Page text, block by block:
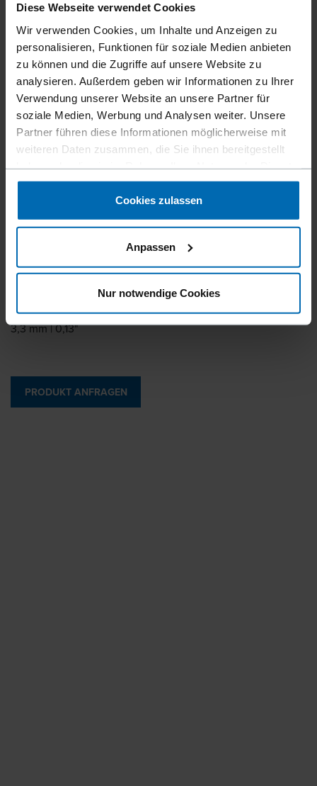
Diese Webseite verwendet Cookies
Wir verwenden Cookies, um Inhalte und Anzeigen zu
personalisieren, Funktionen für soziale Medien anbieten
zu können und die Zugriffe auf unsere Website zu
analysieren. Außerdem geben wir Informationen zu Ihrer
Verwendung unserer Website an unsere Partner für
soziale Medien, Werbung und Analysen weiter. Unsere
Partner führen diese Informationen möglicherweise mit
weiteren Daten zusammen, die Sie ihnen bereitgestellt
gesammelt haben.
Cookies zulassen
Anpassen
Nur notwendige Cookies
PLASTIK STREIFEN DUPLEX
NÄGEL
Ideales Befestigungsmittel für temporäre Anwendungen
wie Betonschalungen. Durch den zweiten Kopf können die
Nägel wieder mühelos entfernt werden.
Magazinierung
Grad Magazinierung
Länge
Durchmesser
3,3 mm | 0,13"
PRODUKT ANFRAGEN